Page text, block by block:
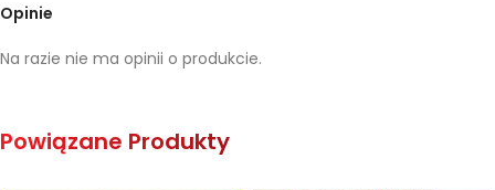
Opinie
Na razie nie ma opinii o produkcie.
Powiązane Produkty